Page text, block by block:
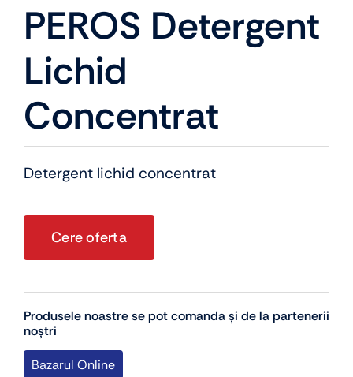
PEROS Detergent
Lichid
Concentrat
Detergent lichid concentrat
Cere oferta
Produsele noastre se pot comanda și de la partenerii
noștri
Bazarul Online